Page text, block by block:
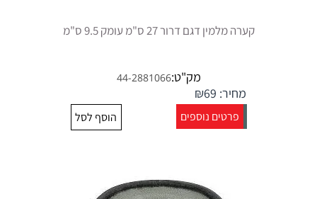
קערה מלמין דגם דרור 27 ס"מ עומק 9.5 ס"מ
מק"ט:44-2881066
מחיר: ₪69
פרטים נוספים הוסף לסל